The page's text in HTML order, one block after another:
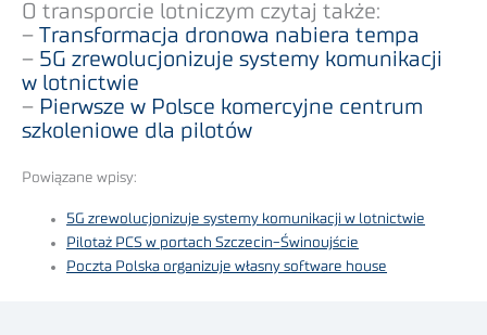
O transporcie lotniczym czytaj także:
– Transformacja dronowa nabiera tempa
– 5G zrewolucjonizuje systemy komunikacji
w lotnictwie
– Pierwsze w Polsce komercyjne centrum
szkoleniowe dla pilotów
Powiązane wpisy:
5G zrewolucjonizuje systemy komunikacji w lotnictwie
Pilotaż PCS w portach Szczecin-Świnoujście
Poczta Polska organizuje własny software house